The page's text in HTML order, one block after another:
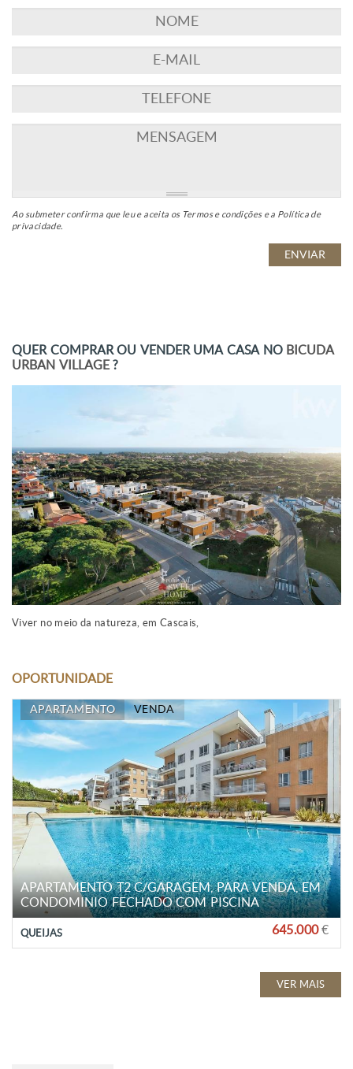
Ao submeter confirma que leu e aceita os Termos e condiçõese a Política de
privacidade.
QUER COMPRAR OU VENDER UMA CASA NO BICUDA
URBAN VILLAGE?
Viver no meio da natureza, em Cascais,
OPORTUNIDADE
APARTAMENTO VENDA
APARTAMENTO T2 C/GARAGEM, PARA VENDA, EM
CONDOMINIO FECHADO COM PISCINA
QUEIJAS 645.000€
VER MAIS